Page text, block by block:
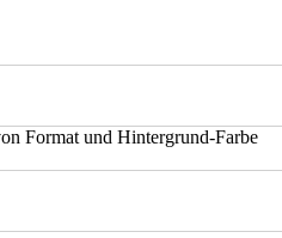
Format und Hintergrund-Farbe